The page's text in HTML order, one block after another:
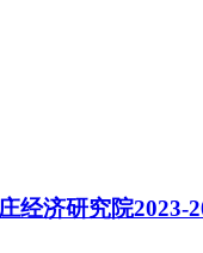
经济研究院2023-